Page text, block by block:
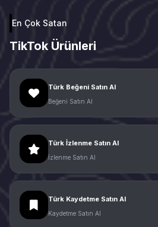
En Çok Satan
TikTok Ürünleri
Türk Beğeni Satın Al
Beğeni Satın Al
Türk İzlenme Satın Al
İzlenme Satın Al
Türk Kaydetme Satın Al
Kaydetme Satın Al